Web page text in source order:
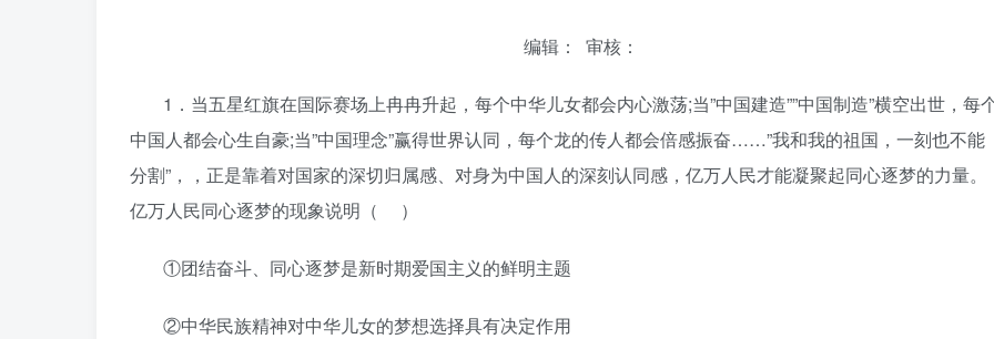
编辑： 审核：
1．当五星红旗在国际赛场上冉冉升起，每个中华儿女都会内心激荡;当”中国建造””中国制造”横空出世，每
中国人都会心生自豪;当”中国理念”赢得世界认同，每个龙的传人都会倍感振奋……”我和我的祖国，一刻也不能
分割”，，正是靠着对国家的深切归属感、对身为中国人的深刻认同感，亿万人民才能凝聚起同心逐梦的力量。
亿万人民同心逐梦的现象说明（ ）
①团结奋斗、同心逐梦是新时期爱国主义的鲜明主题
②中华民族精神对中华儿女的梦想选择具有决定作用